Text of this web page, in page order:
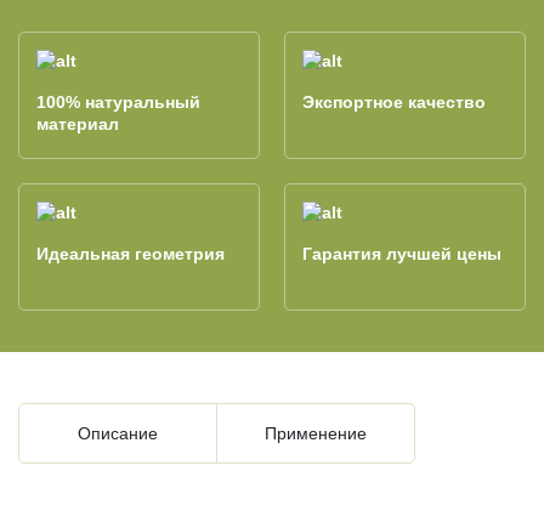
100% натуральный
материал
Экспортное качество
Идеальная геометрия Гарантия лучшей цены
Описание Применение